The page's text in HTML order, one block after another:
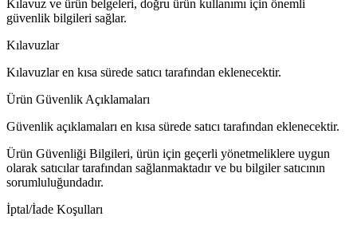
Kılavuz ve ürün belgeleri, doğru ürün kullanımı için önemli
güvenlik bilgileri sağlar.
Kılavuzlar
Kılavuzlar en kısa sürede satıcı tarafından eklenecektir.
Ürün Güvenlik Açıklamaları
Güvenlik açıklamaları en kısa sürede satıcı tarafından eklenecektir.
Ürün Güvenliği Bilgileri, ürün için geçerli yönetmeliklere uygun
olarak satıcılar tarafından sağlanmaktadır ve bu bilgiler satıcının
sorumluluğundadır.
İptal/İade Koşulları